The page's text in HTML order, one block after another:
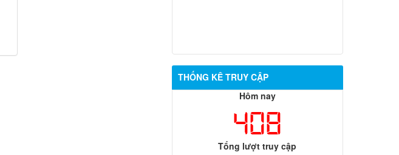
THỐNG KÊ TRUY CẬP
Hôm nay
408
Tổng lượt truy cập